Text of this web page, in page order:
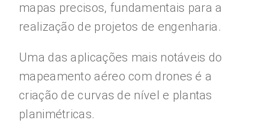
mapas precisos, fundamentais para a
realização de projetos de engenharia.
Uma das aplicações mais notáveis do
mapeamento aéreo com drones é a
criação de curvas de nível e plantas
planimétricas.